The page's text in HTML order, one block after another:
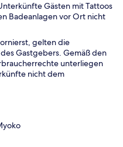
Gästen mit Tattoos
Badeanlagen vor Ort nicht
gelten die
Gastgebers. Gemäß den
unterliegen
nicht dem